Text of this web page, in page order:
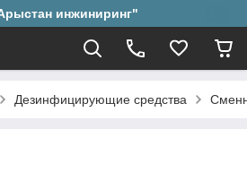
инжиниринг"
Дезинфицирующие средства